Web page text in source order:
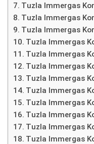
Tuzla Immergas
Tuzla Immergas
Tuzla Immergas
Tuzla Immergas
Tuzla Immergas
Tuzla Immergas
Tuzla Immergas
Tuzla Immergas
Tuzla Immergas
Tuzla Immergas
Tuzla Immergas
Tuzla Immergas